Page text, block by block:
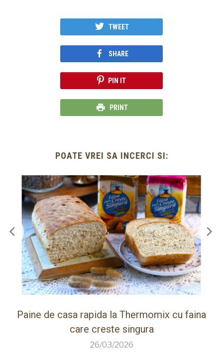
TWEET
SHARE
PIN IT
PRINT
POATE VREI SA INCERCI SI:
Frigarui de berbecut la airfryer Breville cu
rotisor
26/03/2026